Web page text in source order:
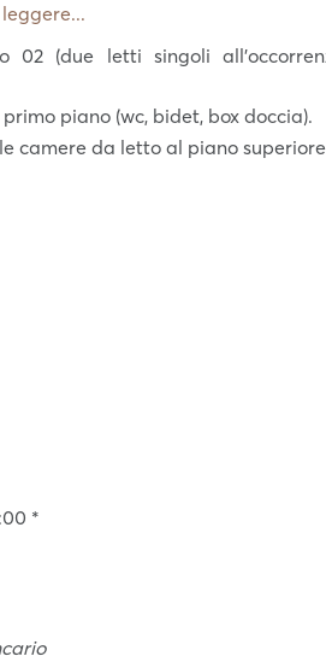
02 (due letti singoli
piano (wc, bidet, box doccia).
camere da letto al piano
*